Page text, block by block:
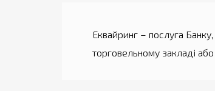
Еквайринг – послуга
торговельному закладі